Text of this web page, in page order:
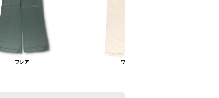
フレア ワイド